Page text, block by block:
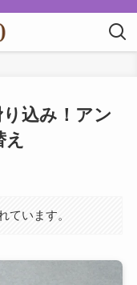
込み！アン
ています。